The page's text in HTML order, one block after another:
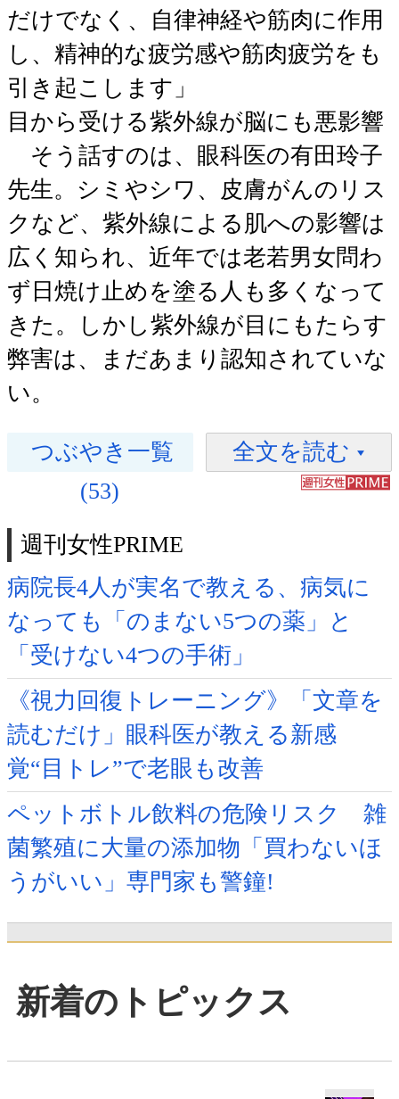
だけでなく、自律神経や筋肉に作用
し、精神的な疲労感や筋肉疲労をも
引き起こします」
目から受ける紫外線が脳にも悪影響
そう話すのは、眼科医の有田玲子
先生。シミやシワ、皮膚がんのリス
クなど、紫外線による肌への影響は
広く知られ、近年では老若男女問わ
ず日焼け止めを塗る人も多くなって
きた。しかし紫外線が目にもたらす
弊害は、まだあまり認知されていな
い。
つぶやき一覧
(53)
全文を読む
週刊女性PRIME
病院長4人が実名で教える、病気に
なっても「のまない5つの薬」と
「受けない4つの手術」
《視力回復トレーニング》「文章を
読むだけ」眼科医が教える新感
覚“目トレ”で老眼も改善
ペットボトル飲料の危険リスク 雑
菌繁殖に大量の添加物「買わないほ
うがいい」専門家も警鐘!
新着のトピックス